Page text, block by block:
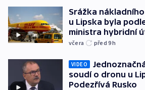
Srážka
u Lipska byla
ministra hybridní
včera před 9h
VIDEO
soudí o dronu u
Podezřívá Rusko